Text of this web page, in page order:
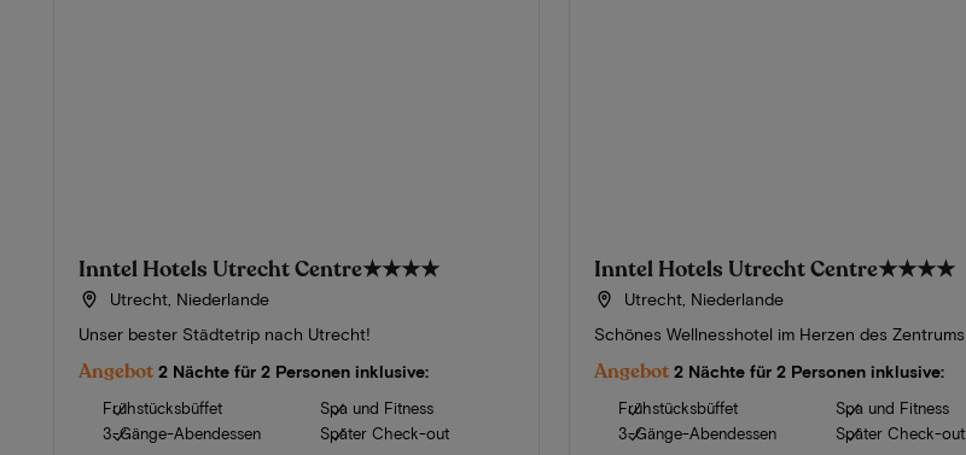
Inntel Hotels Utrecht Centre★★★★
Utrecht, Niederlande
Unser bester Städtetrip nach Utrecht!
Angebot 2 Nächte für 2 Personen inklusive:
Frühstücksbüffet
3-Gänge-Abendessen
Spa und Fitness
Später Check-out
Inntel Hotels Utrecht Centre★★★★
Utrecht, Niederlande
Schönes Wellnesshotel im Herzen des Zentrums
Angebot 2 Nächte für 2 Personen inklusive:
Frühstücksbüffet
3-Gänge-Abendessen
Spa und Fitness
Später Check-out